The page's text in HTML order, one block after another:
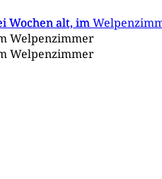
Welpenzimmer
Welpenzimmer